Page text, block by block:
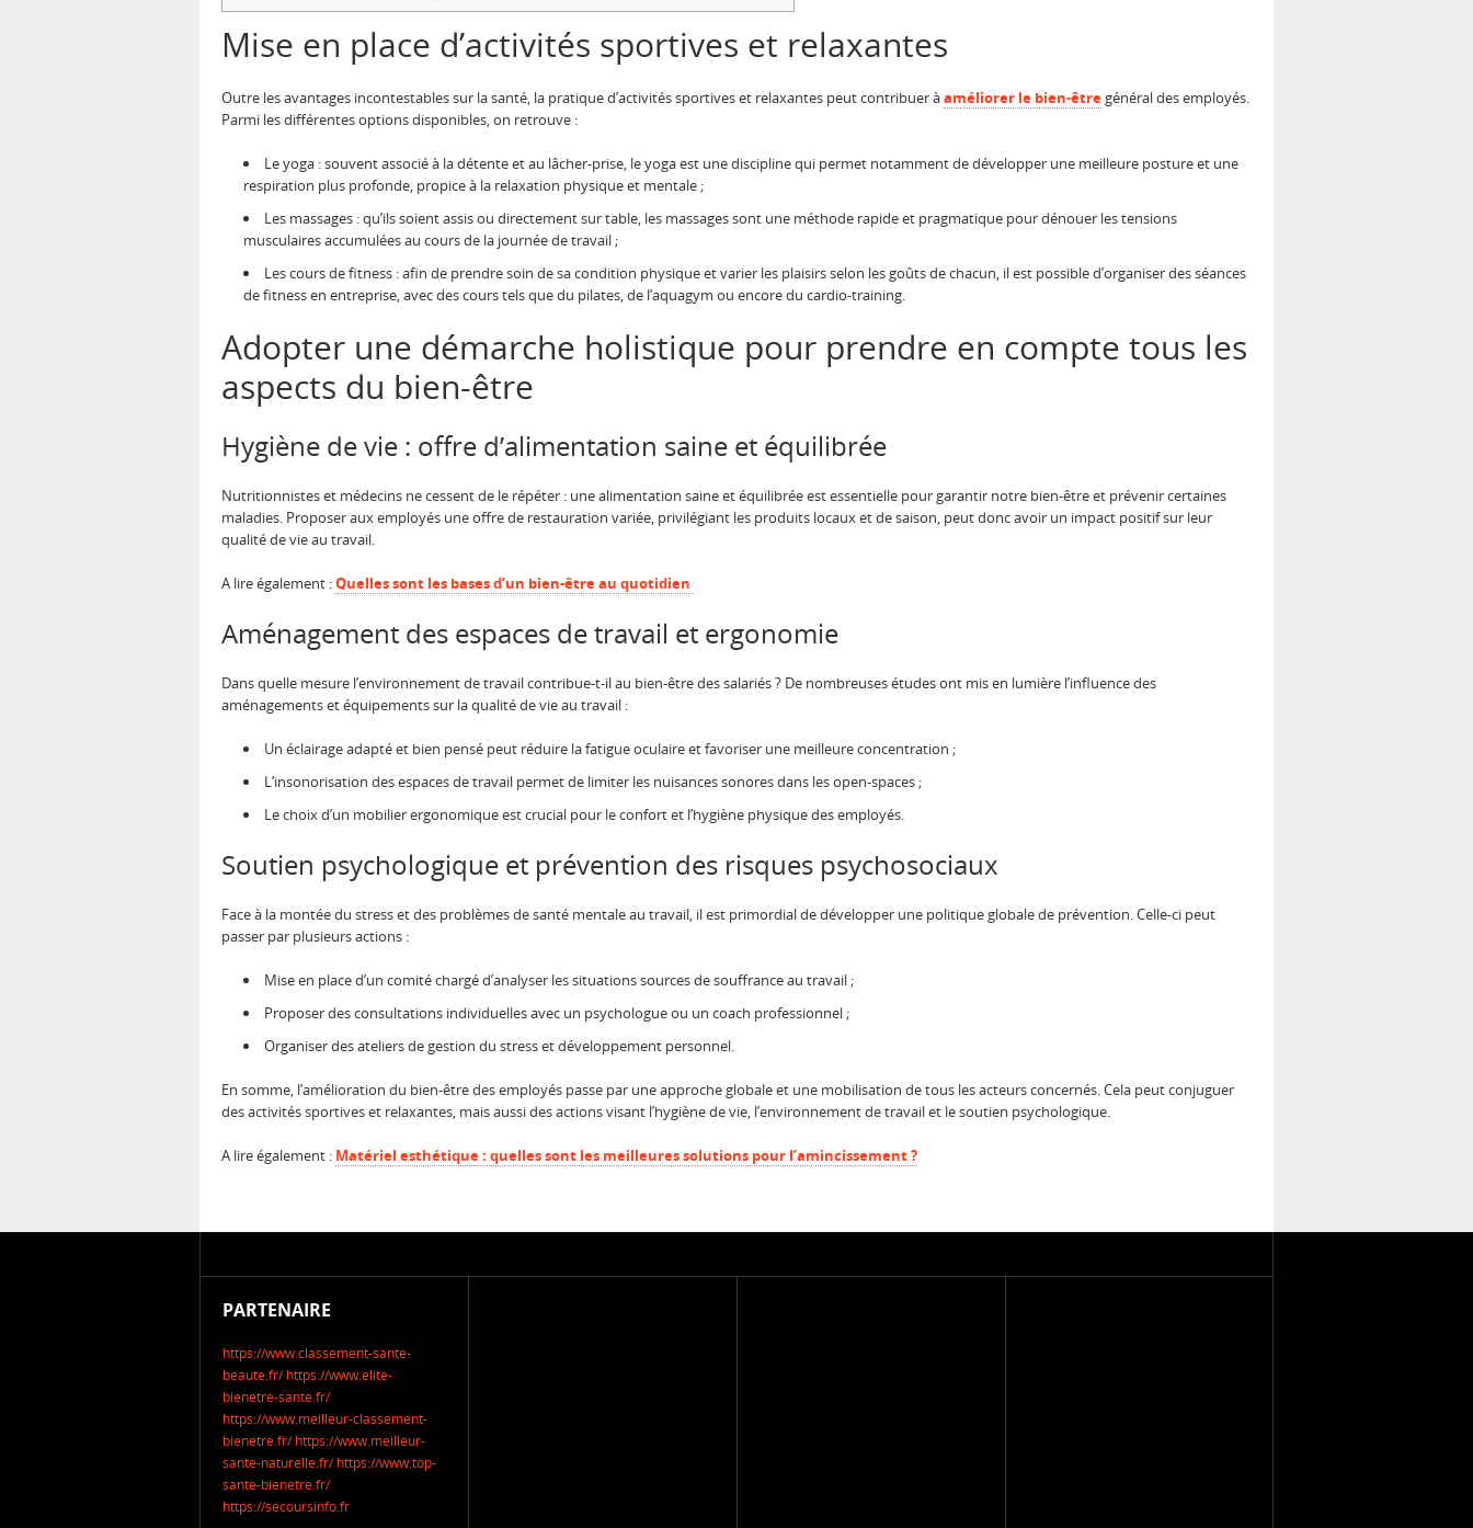
Mise en place d’activités sportives et relaxantes
Outre les avantages incontestables sur la santé, la pratique d’activités sportives et relaxantes peut contribuer àaméliorer le bien-être général des employés.
Parmi les différentes options disponibles, on retrouve :
Le yoga : souvent associé à la détente et au lâcher-prise, le yoga est une discipline qui permet notamment de développer une meilleure posture et une
respiration plus profonde, propice à la relaxation physique et mentale ;
Les massages : qu’ils soient assis ou directement sur table, les massages sont une méthode rapide et pragmatique pour dénouer les tensions
musculaires accumulées au cours de la journée de travail ;
Les cours de fitness : afin de prendre soin de sa condition physique et varier les plaisirs selon les goûts de chacun, il est possible d’organiser des séances
de fitness en entreprise, avec des cours tels que du pilates, de l’aquagym ou encore du cardio-training.
Adopter une démarche holistique pour prendre en compte tous les
aspects du bien-être
Hygiène de vie : offre d’alimentation saine et équilibrée
Nutritionnistes et médecins ne cessent de le répéter : une alimentation saine et équilibrée est essentielle pour garantir notre bien-être et prévenir certaines
maladies. Proposer aux employés une offre de restauration variée, privilégiant les produits locaux et de saison, peut donc avoir un impact positif sur leur
qualité de vie au travail.
A lire également :Quelles sont les bases d’un bien-être au quotidien
Aménagement des espaces de travail et ergonomie
Dans quelle mesure l’environnement de travail contribue-t-il au bien-être des salariés ? De nombreuses études ont mis en lumière l’influence des
aménagements et équipements sur la qualité de vie au travail :
Un éclairage adapté et bien pensé peut réduire la fatigue oculaire et favoriser une meilleure concentration ;
L’insonorisation des espaces de travail permet de limiter les nuisances sonores dans les open-spaces ;
Le choix d’un mobilier ergonomique est crucial pour le confort et l’hygiène physique des employés.
Soutien psychologique et prévention des risques psychosociaux
Face à la montée du stress et des problèmes de santé mentale au travail, il est primordial de développer une politique globale de prévention. Celle-ci peut
passer par plusieurs actions :
Mise en place d’un comité chargé d’analyser les situations sources de souffrance au travail ;
Proposer des consultations individuelles avec un psychologue ou un coach professionnel ;
Organiser des ateliers de gestion du stress et développement personnel.
En somme, l’amélioration du bien-être des employés passe par une approche globale et une mobilisation de tous les acteurs concernés. Cela peut conjuguer
des activités sportives et relaxantes, mais aussi des actions visant l’hygiène de vie, l’environnement de travail et le soutien psychologique.
A lire également : Matériel esthétique : quelles sont les meilleures solutions pour l’amincissement ?
PARTENAIRE
https://www.classement-sante-
beaute.fr/ https://www.elite-
bienetre-sante.fr/
https://www.meilleur-classement-
bienetre.fr/ https://www.meilleur-
sante-naturelle.fr/ https://www.top-
sante-bienetre.fr/
https://secoursinfo.fr